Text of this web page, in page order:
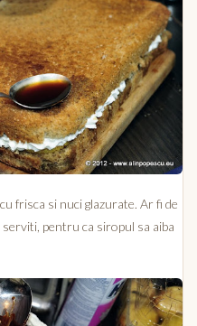
frisca si nuci glazurate. Ar fi de
pentru ca siropul sa aiba